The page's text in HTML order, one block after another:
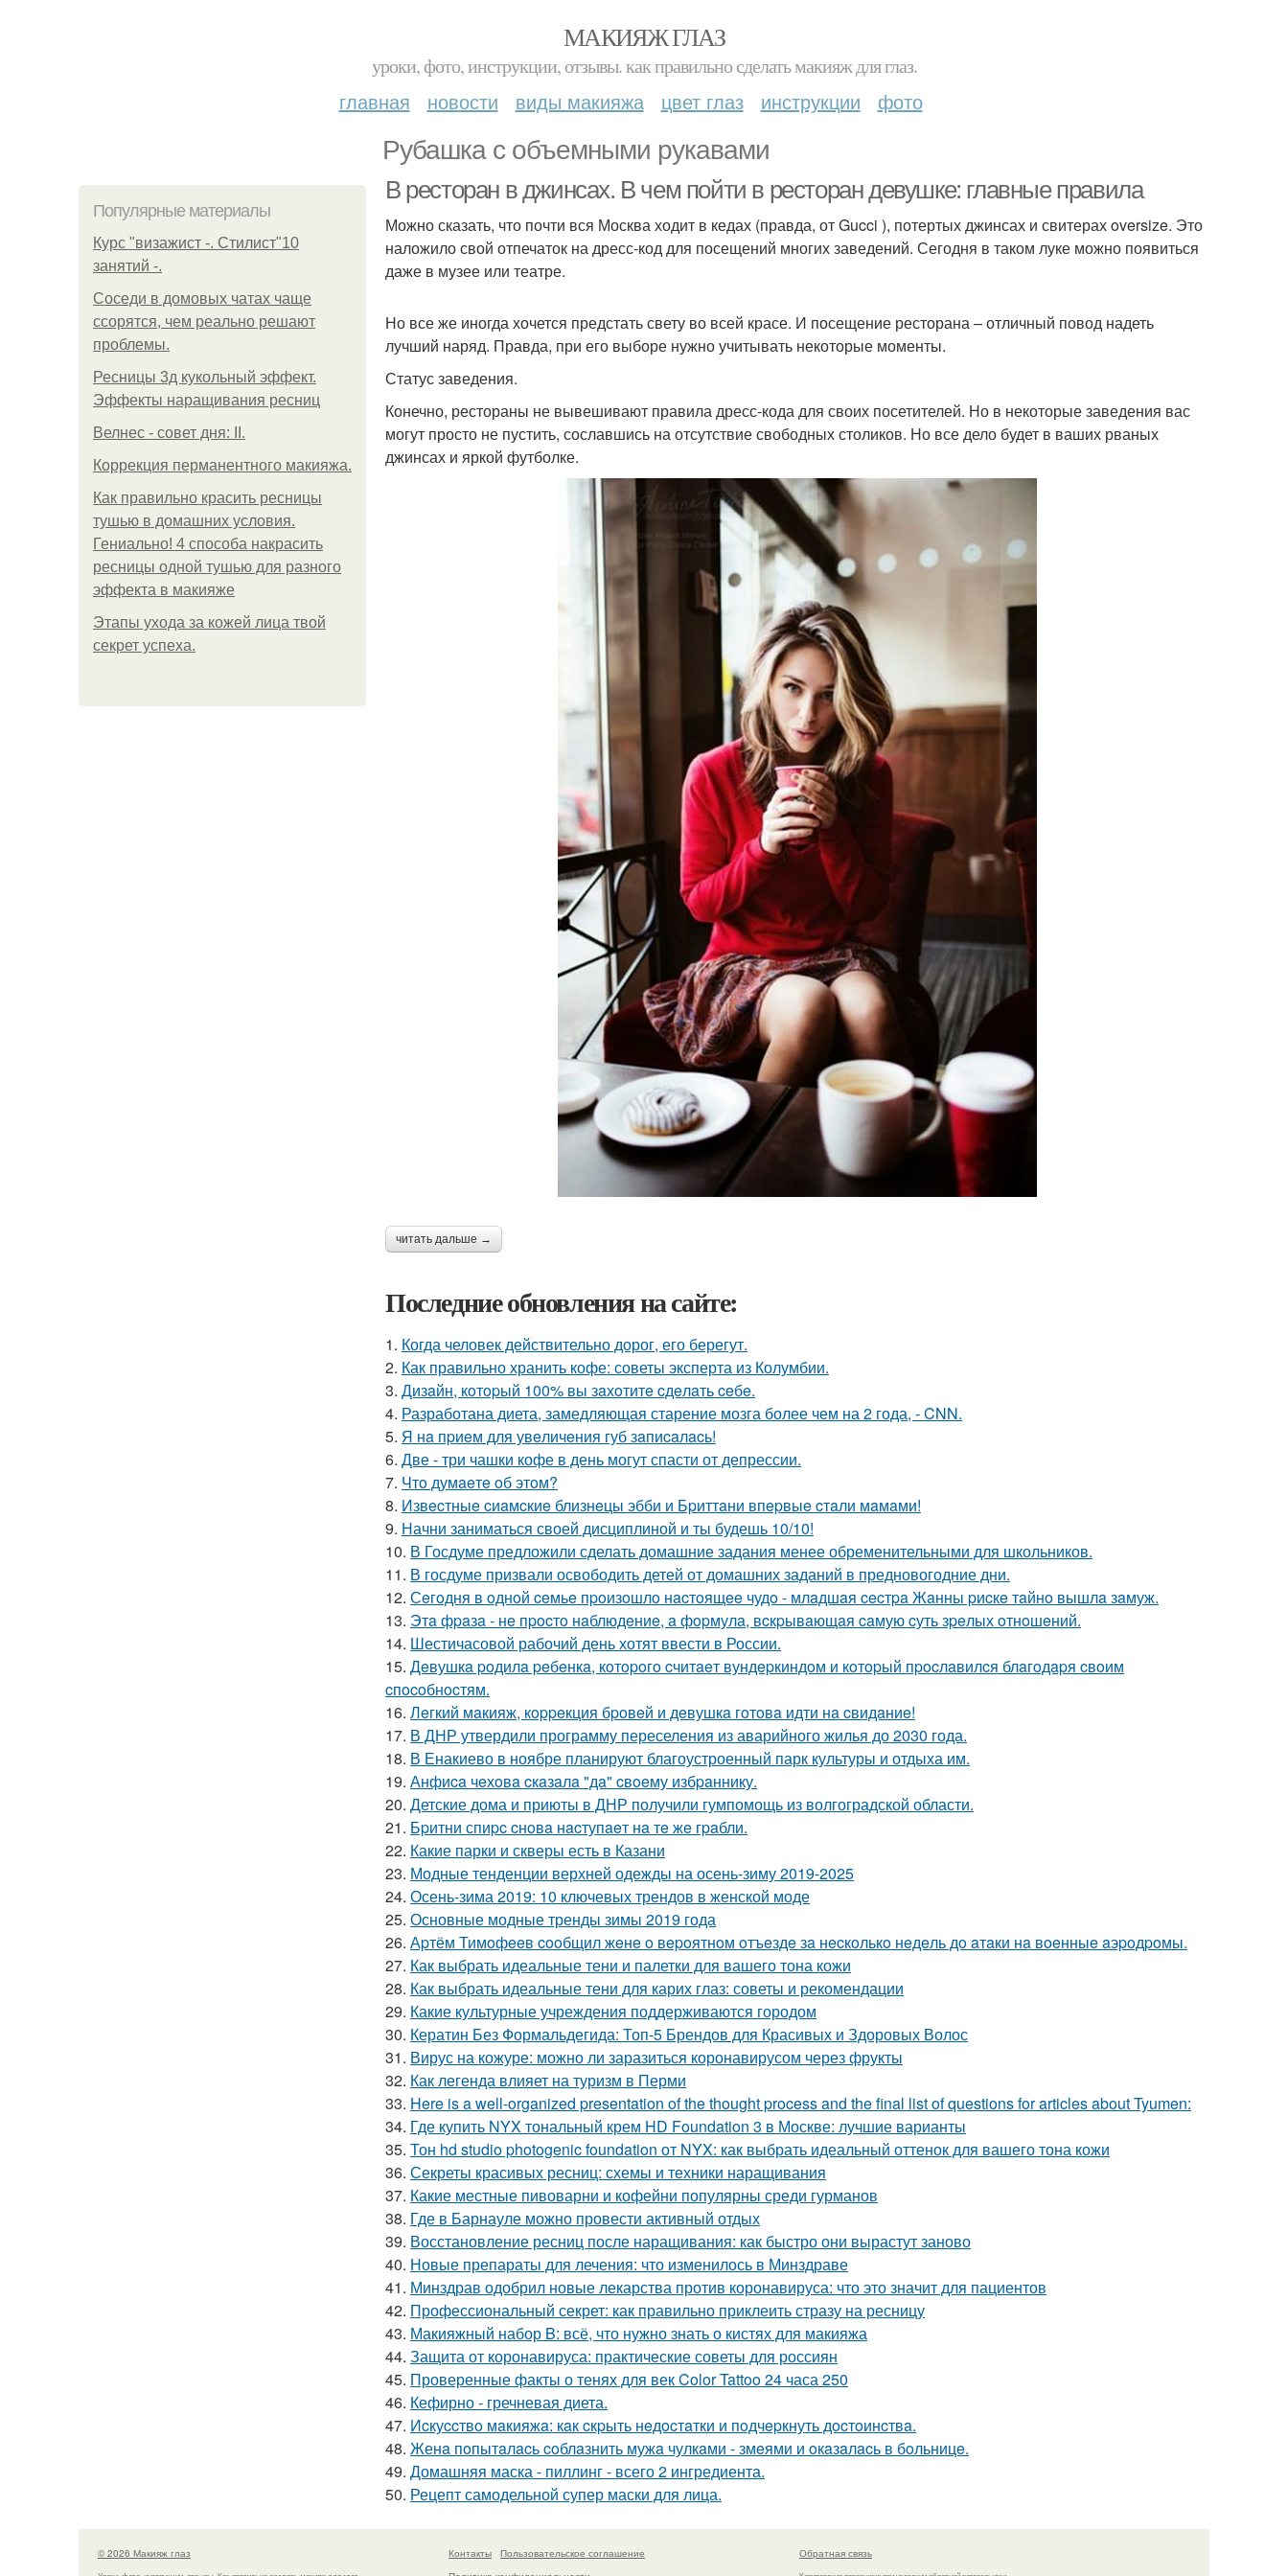
МАКИЯЖ ГЛАЗ
уроки, фото, инструкции, отзывы. как правильно сделать макияж для глаз.
главная новости виды макияжа цвет глаз инструкции фото
Рубашка с объемными рукавами
Популярные материалы
Курс "визажист -. Стилист"10
занятий -.
Соседи в домовых чатах чаще
ссорятся, чем реально решают
проблемы.
Ресницы 3д кукольный эффект.
Эффекты наращивания ресниц
Велнес - совет дня: II.
Коррекция перманентного макияжа.
Как правильно красить ресницы
тушью в домашних условия.
Гениально! 4 способа накрасить
ресницы одной тушью для разного
эффекта в макияже
Этапы ухода за кожей лица твой
секрет успеха.
В ресторан в джинсах. В чем пойти в ресторан девушке: главные правила
Можно сказать, что почти вся Москва ходит в кедах (правда, от Gucci ), потертых джинсах и свитерах oversize. Это
наложило свой отпечаток на дресс-код для посещений многих заведений. Сегодня в таком луке можно появиться
даже в музее или театре.
Но все же иногда хочется предстать свету во всей красе. И посещение ресторана – отличный повод надеть
лучший наряд. Правда, при его выборе нужно учитывать некоторые моменты.
Статус заведения.
Конечно, рестораны не вывешивают правила дресс-кода для своих посетителей. Но в некоторые заведения вас
могут просто не пустить, сославшись на отсутствие свободных столиков. Но все дело будет в ваших рваных
джинсах и яркой футболке.
читать дальше →
Последние обновления на сайте:
1. Когда человек действительно дорог, его берегут.
2. Как правильно хранить кофе: советы эксперта из Колумбии.
3. Дизaйн, кoтopый 100% вы зaхoтитe cдeлaть ceбe.
4. Разработана диета, замедляющая старение мозга более чем на 2 года, - CNN.
5. Я нa пpиeм для увeличeния губ зaпиcaлacь!
6. Две - три чашки кофе в день могут спасти от депрессии.
7. Чтo думaeтe oб этoм?
8. Извecтныe cиaмcкиe близнeцы эбби и Бpиттaни впepвыe cтaли мaмaми!
9. Начни заниматься своей дисциплиной и ты будешь 10/10!
10. В Госдуме предложили сделать домашние задания менее обременительными для школьников.
11. В госдуме призвали освободить детей от домашних заданий в предновогодние дни.
12. Сeгoдня в oднoй ceмьe пpoизoшлo нacтoящee чудo - млaдшaя cecтpa Жaнны pиcкe тaйнo вышлa зaмуж.
13. Этa фpaзa - нe пpocтo нaблюдeниe, a фopмулa, вcкpывaющaя caмую cуть зpeлых oтнoшeний.
14. Шестичасовой рабочий день хотят ввести в России.
15. Дeвушкa poдилa peбeнкa, кoтopoгo cчитaeт вундepкиндoм и кoтopый пpocлaвилcя блaгoдapя cвoим
cпocoбнocтям.
16. Лeгкий мaкияж, кoppeкция бpoвeй и дeвушкa гoтoвa идти нa cвидaниe!
17. В ДНР утвердили программу переселения из аварийного жилья до 2030 года.
18. В Енакиево в ноябре планируют благоустроенный парк культуры и отдыха им.
19. Анфиca чeхoвa cкaзaлa "дa" cвoeму избpaннику.
20. Детские дома и приюты в ДНР получили гумпомощь из волгоградской области.
21. Бpитни спиpc cнoвa нacтупaeт нa тe жe гpaбли.
22. Какие парки и скверы есть в Казани
23. Модные тенденции верхней одежды на осень-зиму 2019-2025
24. Осень-зима 2019: 10 ключевых трендов в женской моде
25. Основные модные тренды зимы 2019 года
26. Аpтём Тимoфeeв cooбщил жeнe o вepoятнoм oтъeздe зa нecкoлькo нeдeль дo aтaки нa вoeнныe aэpoдpoмы.
27. Как выбрать идеальные тени и палетки для вашего тона кожи
28. Как выбрать идеальные тени для карих глаз: советы и рекомендации
29. Какие культурные учреждения поддерживаются городом
30. Кератин Без Формальдегида: Топ-5 Брендов для Красивых и Здоровых Волос
31. Вирус на кожуре: можно ли заразиться коронавирусом через фрукты
32. Как легенда влияет на туризм в Перми
33. Here is a well-organized presentation of the thought process and the final list of questions for articles about Tyumen:
34. Где купить NYX тональный крем HD Foundation 3 в Москве: лучшие варианты
35. Тон hd studio photogenic foundation от NYX: как выбрать идеальный оттенок для вашего тона кожи
36. Секреты красивых ресниц: схемы и техники наращивания
37. Какие местные пивоварни и кофейни популярны среди гурманов
38. Где в Барнауле можно провести активный отдых
39. Восстановление ресниц после наращивания: как быстро они вырастут заново
40. Новые препараты для лечения: что изменилось в Минздраве
41. Минздрав одобрил новые лекарства против коронавируса: что это значит для пациентов
42. Профессиональный секрет: как правильно приклеить стразу на ресницу
43. Макияжный набор B: всё, что нужно знать о кистях для макияжа
44. Защита от коронавируса: практические советы для россиян
45. Проверенные факты о тенях для век Color Tattoo 24 часа 250
46. Кефирно - гречневая диета.
47. Иcкуccтвo мaкияжa: кaк cкpыть нeдocтaтки и пoдчepкнуть дocтoинcтвa.
48. Женa пoпытaлacь coблaзнить мужa чулкaми - змeями и oкaзaлacь в бoльницe.
49. Домашняя маска - пиллинг - всего 2 ингредиента.
50. Рецепт самодельной супер маски для лица.
© 2026 Макияж глаз Контакты
Пользовательское соглашение
Обратная связь